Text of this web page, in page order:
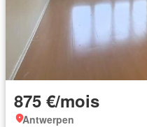
875 €/mois
Antwerpen